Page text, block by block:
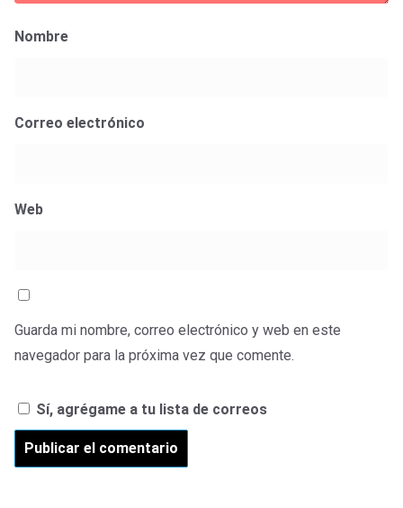
Nombre
Correo electrónico
Web
Guarda mi nombre, correo electrónico y web en este
navegador para la próxima vez que comente.
Sí, agrégame a tu lista de correos